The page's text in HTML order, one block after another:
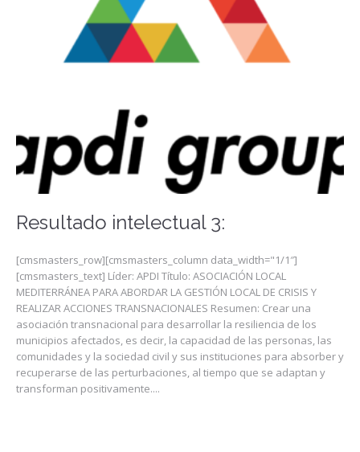
Resultado intelectual 3:
[cmsmasters_row][cmsmasters_column data_width="1/1″]
[cmsmasters_text] Líder: APDI Título: ASOCIACIÓN LOCAL
MEDITERRÁNEA PARA ABORDAR LA GESTIÓN LOCAL DE CRISIS Y
REALIZAR ACCIONES TRANSNACIONALES Resumen: Crear una
asociación transnacional para desarrollar la resiliencia de los
municipios afectados, es decir, la capacidad de las personas, las
comunidades y la sociedad civil y sus instituciones para absorber y
recuperarse de las perturbaciones, al tiempo que se adaptan y
transforman positivamente....